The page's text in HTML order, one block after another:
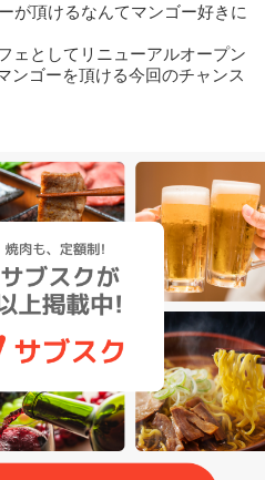
が頂けるなんてマンゴー好きに
ェとしてリニューアルオープン
ンゴーを頂ける今回のチャンス